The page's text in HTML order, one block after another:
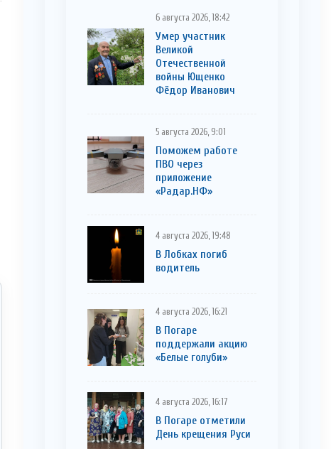
6 августа 2026, 18:42
Умер участник
Великой
Отечественной
войны Ющенко
Фёдор Иванович
5 августа 2026, 9:01
Поможем работе
ПВО через
приложение
«Радар.НФ»
4 августа 2026, 19:48
В Лобках погиб
водитель
4 августа 2026, 16:21
В Погаре
поддержали акцию
«Белые голуби»
4 августа 2026, 16:17
В Погаре отметили
День крещения Руси